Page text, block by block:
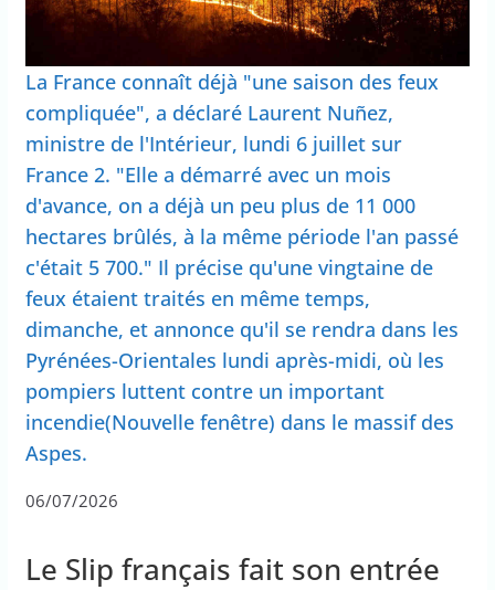
La France connaît déjà "une saison des feux
compliquée", a déclaré Laurent Nuñez,
ministre de l'Intérieur, lundi 6 juillet sur
France 2. "Elle a démarré avec un mois
d'avance, on a déjà un peu plus de 11 000
hectares brûlés, à la même période l'an passé
c'était 5 700." Il précise qu'une vingtaine de
feux étaient traités en même temps,
dimanche, et annonce qu'il se rendra dans les
Pyrénées-Orientales lundi après-midi, où les
pompiers luttent contre un important
incendie(Nouvelle fenêtre) dans le massif des
Aspes.
06/07/2026
Le Slip français fait son entrée